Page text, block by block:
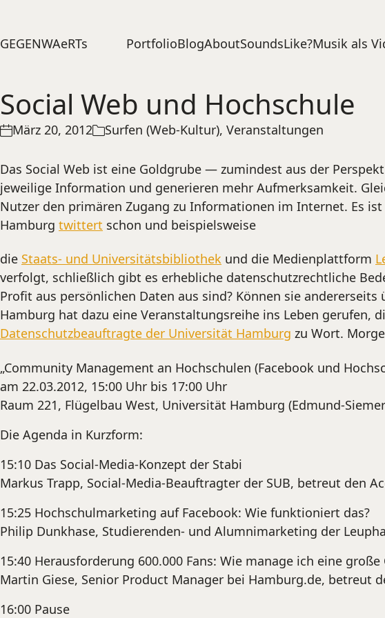
GEGENWAeRTs PortfolioBlogAboutSoundsLike?Musik als
Social Web und Hochschule
März 20, 2012 Surfen (Web-Kultur), Veranstaltungen
Das Social Web ist eine Goldgrube — zumindest aus der
jeweilige Information und generieren mehr Aufmerksamkeit.
Nutzer den primären Zugang zu Informationen im Internet. Es
Hamburg twittert schon und beispielsweise
die Staats- und Universitätsbibliothek und die Medienplattform
verfolgt, schließlich gibt es erhebliche datenschutzrechtliche
Profit aus persönlichen Daten aus sind? Können sie
Hamburg hat dazu eine Veranstaltungsreihe ins Leben
Datenschutzbeauftragte der Universität Hamburg zu Wort.
„Community Management an Hochschulen (Facebook und
am 22.03.2012, 15:00 Uhr bis 17:00 Uhr
Raum 221, Flügelbau West, Universität Hamburg (Edmund-
Die Agenda in Kurzform:
15:10 Das Social-Media-Konzept der Stabi
Markus Trapp, Social-Media-Beauftragter der SUB, betreut den
15:25 Hochschulmarketing auf Facebook: Wie funktioniert das?
Philip Dunkhase, Studierenden- und Alumnimarketing der
15:40 Herausforderung 600.000 Fans: Wie manage ich eine
Martin Giese, Senior Product Manager bei Hamburg.de,
16:00 Pause